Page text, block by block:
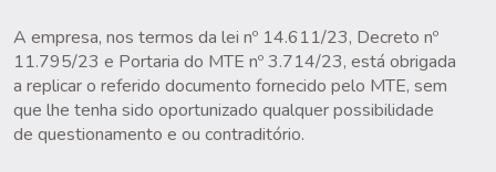
A empresa, nos termos da lei nº 14.611/23, Decreto nº
11.795/23 e Portaria do MTE nº 3.714/23, está obrigada
a replicar o referido documento fornecido pelo MTE, sem
que lhe tenha sido oportunizado qualquer possibilidade
de questionamento e ou contraditório.